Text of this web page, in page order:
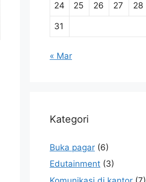
24 25 26 27 28
31
« Mar
Kategori
Buka pagar (6)
Edutainment (3)